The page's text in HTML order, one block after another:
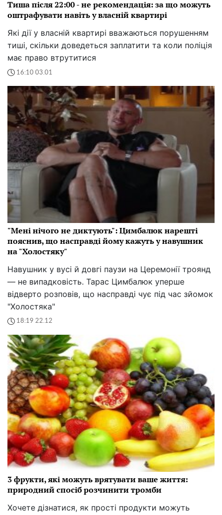
Тиша після 22:00 - не рекомендація: за що можуть
оштрафувати навіть у власній квартирі
Які дії у власній квартирі вважаються порушенням
тиші, скільки доведеться заплатити та коли поліція
має право втрутитися
16:10 03.01
"Мені нічого не диктують": Цимбалюк нарешті
пояснив, що насправді йому кажуть у навушник
на "Холостяку"
Навушник у вусі й довгі паузи на Церемонії троянд
— не випадковість. Тарас Цимбалюк уперше
відверто розповів, що насправді чує під час зйомок
"Холостяка"
18:19 22.12
3 фрукти, які можуть врятувати ваше життя:
природний спосіб розчинити тромби
Хочете дізнатися, як прості продукти можуть